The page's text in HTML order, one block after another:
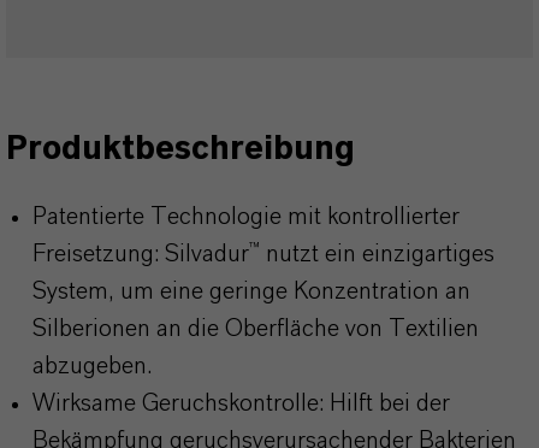
Produktbeschreibung
Patentierte Technologie mit kontrollierter
Freisetzung: Silvadur™ nutzt ein einzigartiges
System, um eine geringe Konzentration an
Silberionen an die Oberfläche von Textilien
abzugeben.
Wirksame Geruchskontrolle: Hilft bei der
Bekämpfung geruchsverursachender Bakterien